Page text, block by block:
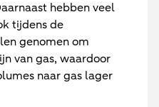
hebben veel
tijdens de
genomen om
van gas, waardoor
naar gas lager